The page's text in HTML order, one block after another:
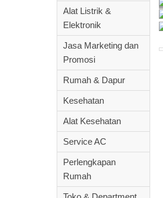
Alat Listrik &
Elektronik
Jasa Marketing dan
Promosi
Rumah & Dapur
Kesehatan
Alat Kesehatan
Service AC
Perlengkapan
Rumah